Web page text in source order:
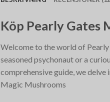
Köp Pearly Gates
Welcome to the world of
seasoned psychonaut or a
comprehensive guide, we
Magic Mushrooms